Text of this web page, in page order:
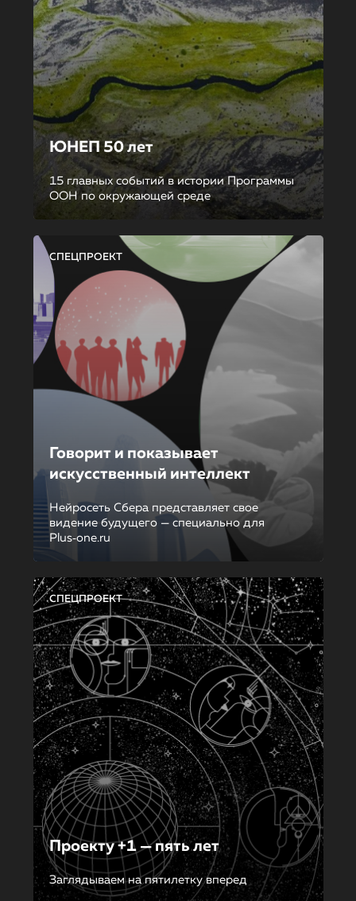
ЮНЕП 50 лет
15 главных событий в истории Программы
ООН по окружающей среде
СПЕЦПРОЕКТ
Говорит и показывает
искусственный интеллект
Нейросеть Сбера представляет свое
видение будущего — специально для
Plus‑one.ru
СПЕЦПРОЕКТ
Проекту +1 — пять лет
Заглядываем на пятилетку вперед